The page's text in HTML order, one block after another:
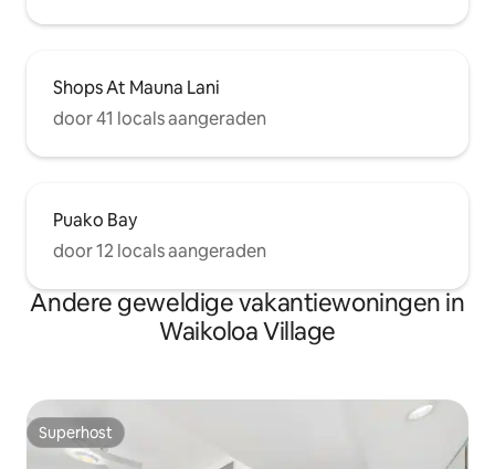
Shops At Mauna Lani
door 41 locals aangeraden
Puako Bay
door 12 locals aangeraden
Andere geweldige vakantiewoningen in
Waikoloa Village
Superhost
Superhost